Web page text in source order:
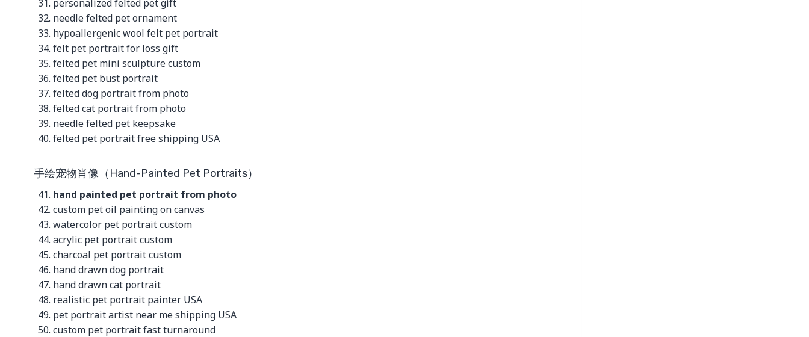
personalized felted pet gift
needle felted pet ornament
hypoallergenic wool felt pet portrait
felt pet portrait for loss gift
felted pet mini sculpture custom
felted pet bust portrait
felted dog portrait from photo
felted cat portrait from photo
needle felted pet keepsake
felted pet portrait free shipping USA
手绘宠物肖像（Hand-Painted Pet Portraits）
hand painted pet portrait from photo
custom pet oil painting on canvas
watercolor pet portrait custom
acrylic pet portrait custom
charcoal pet portrait custom
hand drawn dog portrait
hand drawn cat portrait
realistic pet portrait painter USA
pet portrait artist near me shipping USA
custom pet portrait fast turnaround